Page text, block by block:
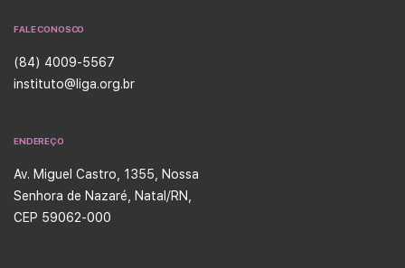
FALE CONOSCO
(84) 4009-5567
instituto@liga.org.br
ENDEREÇO
Av. Miguel Castro, 1355, Nossa
Senhora de Nazaré, Natal/RN,
CEP 59062-000